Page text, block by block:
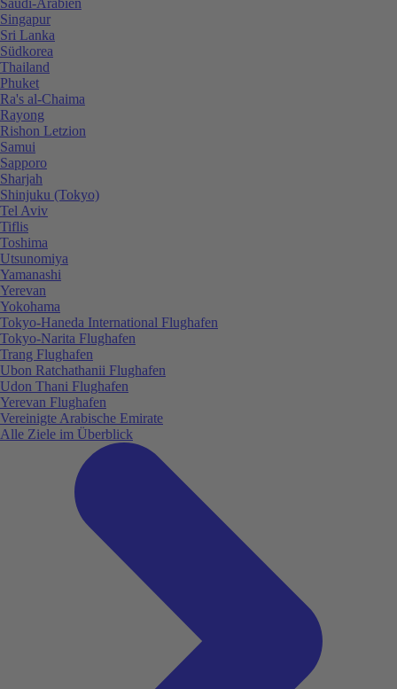
Singapur
Sri Lanka
Südkorea
Thailand
Phuket
Ra's al-Chaima
Rayong
Rishon Letzion
Samui
Sapporo
Sharjah
Shinjuku (Tokyo)
Tel Aviv
Tiflis
Toshima
Utsunomiya
Yamanashi
Yerevan
Yokohama
Tokyo-Haneda International Flughafen
Tokyo-Narita Flughafen
Trang Flughafen
Ubon Ratchathanii Flughafen
Udon Thani Flughafen
Yerevan Flughafen
Vereinigte Arabische Emirate
Alle Ziele im Überblick